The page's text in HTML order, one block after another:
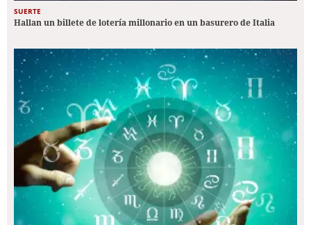
SUERTE
Hallan un billete de lotería millonario en un basurero de Italia